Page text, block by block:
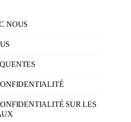
NOUS
SUR LES